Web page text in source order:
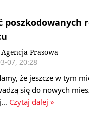
Prasowa
07, 20:28
że jeszcze w tym
się do nowych
Czytaj dalej »